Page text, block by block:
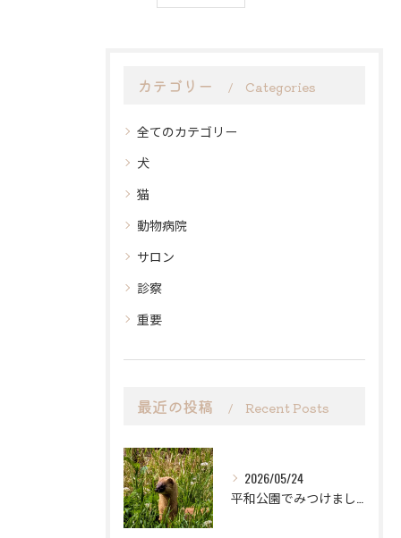
カテゴリー Categories
全てのカテゴリー
犬
猫
動物病院
サロン
診察
重要
最近の投稿 Recent Posts
2026/05/24